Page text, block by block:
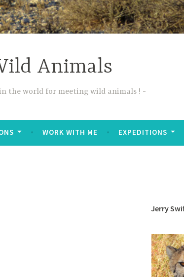
Animals
the world for meeting wild animals !
WORK WITH ME EXPEDITIONS
Jerry